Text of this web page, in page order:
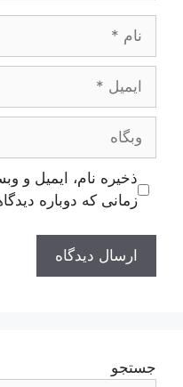
ایمیل
وبگاه
ذخیره نام، ایمیل و
زمانی که دوباره
جستجو